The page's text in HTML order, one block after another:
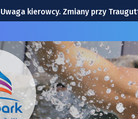
Uwaga kierowcy. Zmiany przy
Bohaterowie Super Meczu 2026:
Remont Gajowickiej. Prace od Hallera
Ruska stanie się deptakiem. Miasto